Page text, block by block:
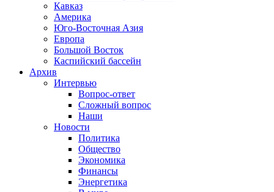
Кавказ
Америка
Юго-Восточная Азия
Европа
Большой Восток
Каспийский бассейн
Архив
Интервью
Вопрос-ответ
Сложный вопрос
Наши
Новости
Политика
Общество
Экономика
Финансы
Энергетика